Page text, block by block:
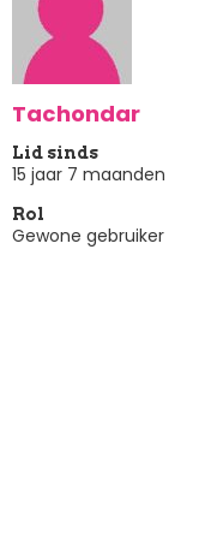
Tachondar
Lid sinds
15 jaar 7 maanden
Rol
Gewone gebruiker